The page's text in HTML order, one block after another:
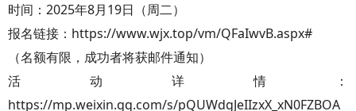
时间：2025年8月19日（周二）
报名链接：https://www.wjx.top/vm/QFaIwvB.aspx#
（名额有限，成功者将获邮件通知）
活动详情：
https://mp.weixin.qq.com/s/pQUWdgJeIIzxX_xN0FZBOA